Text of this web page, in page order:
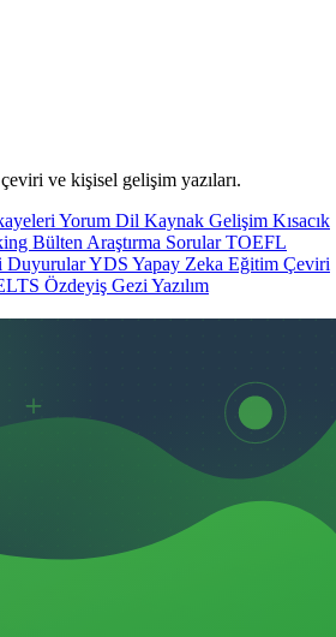
ve kişisel gelişim yazıları.
Yorum Dil Kaynak Gelişim Kısacık
Bülten Araştırma SorularTOEFL
DuyurularYDS Yapay Zeka Eğitim Çeviri
Özdeyiş Gezi Yazılım